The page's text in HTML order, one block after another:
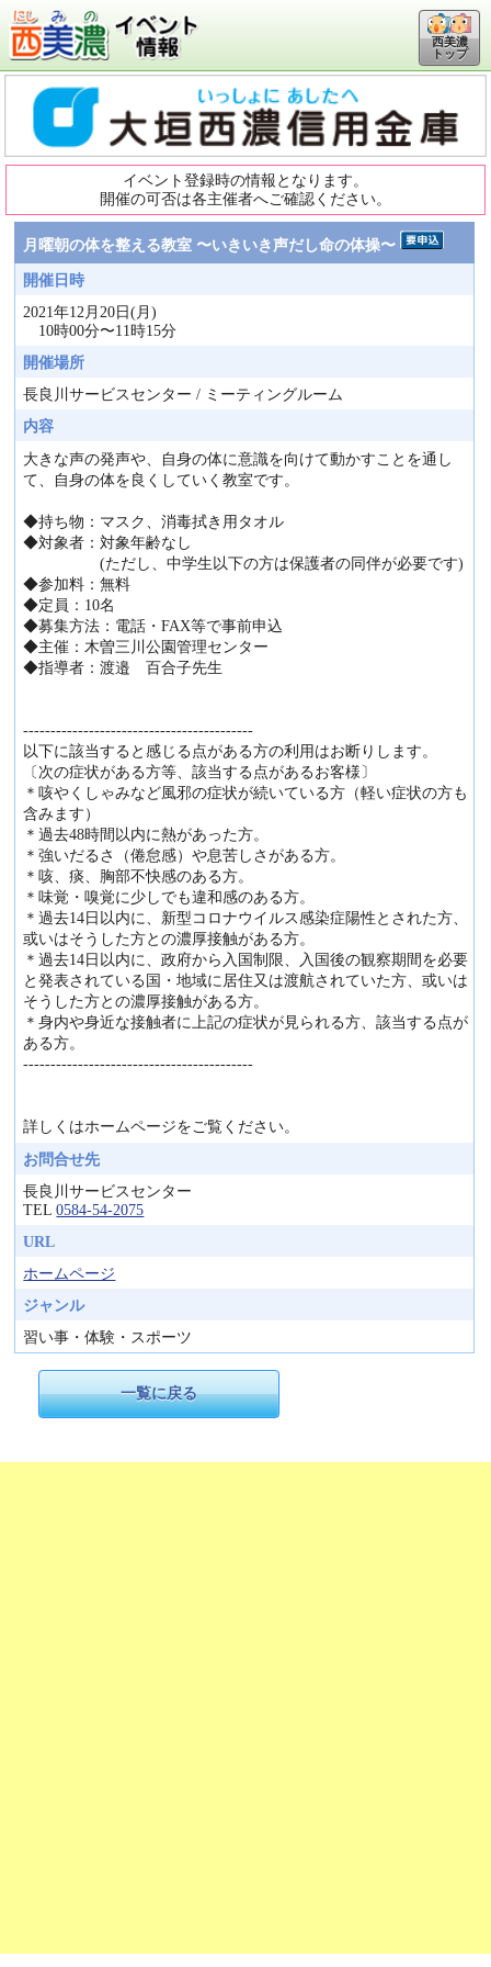
西美濃
トップ
イベント登録時の情報となります。
開催の可否は各主催者へご確認ください。
月曜朝の体を整える教室 〜いきいき声だし命の体操〜
開催日時
2021年12月20日(月)
10時00分〜11時15分
開催場所
長良川サービスセンター / ミーティングルーム
内容
大きな声の発声や、自身の体に意識を向けて動かすことを通し
て、自身の体を良くしていく教室です。
◆持ち物：マスク、消毒拭き用タオル
◆対象者：対象年齢なし
(ただし、中学生以下の方は保護者の同伴が必要です)
◆参加料：無料
◆定員：10名
◆募集方法：電話・FAX等で事前申込
◆主催：木曽三川公園管理センター
◆指導者：渡邉 百合子先生
------------------------------------------
以下に該当すると感じる点がある方の利用はお断りします。
〔次の症状がある方等、該当する点があるお客様〕
＊咳やくしゃみなど風邪の症状が続いている方（軽い症状の方も
含みます）
＊過去48時間以内に熱があった方。
＊強いだるさ（倦怠感）や息苦しさがある方。
＊咳、痰、胸部不快感のある方。
＊味覚・嗅覚に少しでも違和感のある方。
＊過去14日以内に、新型コロナウイルス感染症陽性とされた方、
或いはそうした方との濃厚接触がある方。
＊過去14日以内に、政府から入国制限、入国後の観察期間を必要
と発表されている国・地域に居住又は渡航されていた方、或いは
そうした方との濃厚接触がある方。
＊身内や身近な接触者に上記の症状が見られる方、該当する点が
ある方。
------------------------------------------
詳しくはホームページをご覧ください。
お問合せ先
長良川サービスセンター
TEL0584-54-2075
URL
ホームページ
ジャンル
習い事・体験・スポーツ
一覧に戻る